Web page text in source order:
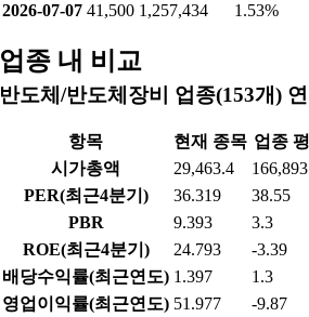
2026-07-07 41,500 1,257,434 1.53%
업종 내 비교
반도체/반도체장비 업종(153개)
항목 현재 종목 업종
시가총액
29,463.4
PER(최근4분기)
36.319 38.55
PBR
9.393 3.3
ROE(최근4분기)
24.793 -3.39
배당수익률(최근연도) 1.397 1.3
영업이익률(최근연도) 51.977 -9.87